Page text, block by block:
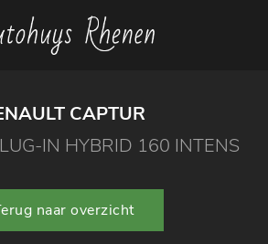
CAPTUR
IN HYBRID 160 INTENS
naar overzicht